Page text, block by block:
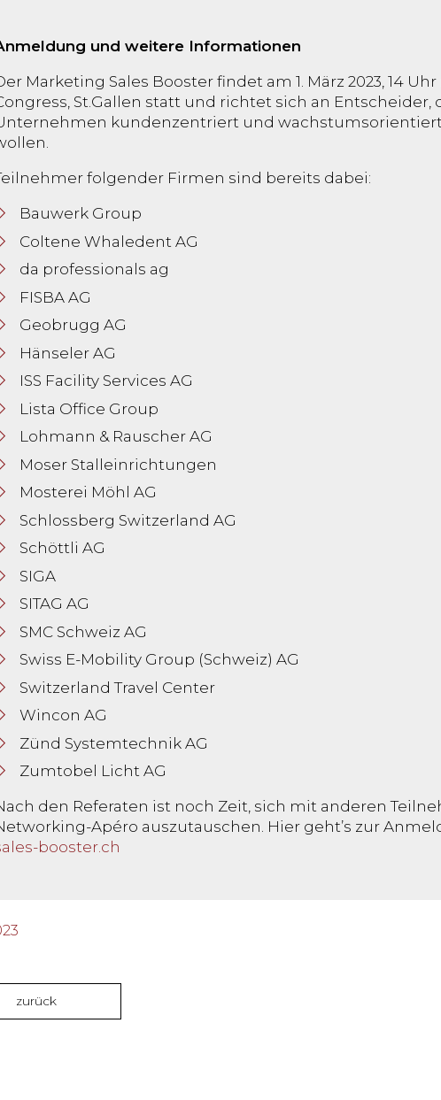
und weitere Informationen
Marketing Sales Booster findet am 1. März 2023, 14
St.Gallen statt und richtet sich an Entscheider,
kundenzentriert und
folgender Firmen sind bereits dabei:
Bauwerk Group
Coltene Whaledent AG
da professionals ag
FISBA AG
Geobrugg AG
Hänseler AG
ISS Facility Services AG
Lista Office Group
Lohmann & Rauscher AG
Moser Stalleinrichtungen
Mosterei Möhl AG
Schlossberg Switzerland AG
Schöttli AG
SIGA
SITAG AG
SMC Schweiz AG
Swiss E-Mobility Group (Schweiz) AG
Switzerland Travel Center
Wincon AG
Zünd Systemtechnik AG
Zumtobel Licht AG
den Referaten ist noch Zeit, sich mit anderen
Apéro auszutauschen. Hier geht’s zur
booster.ch
zurück